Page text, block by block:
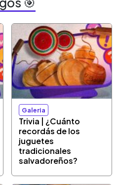
Galeria
Trivia | ¿Cuánto
recordás de los
juguetes
tradicionales
salvadoreños?